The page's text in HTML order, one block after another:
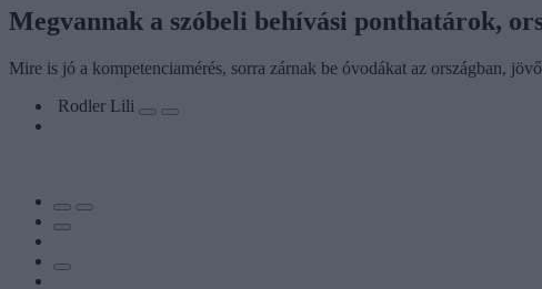
Megvannak a szóbeli behívási ponthatárok,
Mire is jó a kompetenciamérés, sorra zárnak be óvodákat az országban,
Rodler Lili